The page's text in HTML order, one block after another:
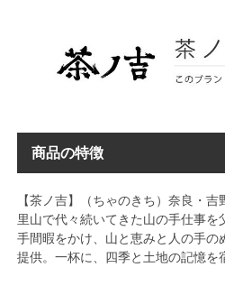
商品の特徴
【茶ノ吉】（ちゃのきち）奈良・吉
里山で代々続いてきた山の手仕事を
手間暇をかけ、山と恵みと人の手の
提供。一杯に、四季と土地の記憶を